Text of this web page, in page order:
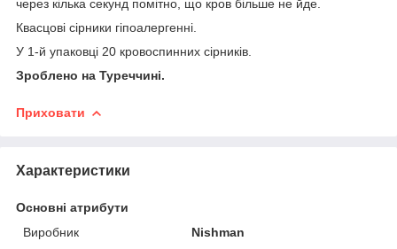
через кілька секунд помітно, що кров більше не йде.
Квасцові сірники гіпоалергенні.
У 1-й упаковці 20 кровоспинних сірників.
Зроблено на Туреччині.
Приховати
Характеристики
Основні атрибути
Виробник
Nishman